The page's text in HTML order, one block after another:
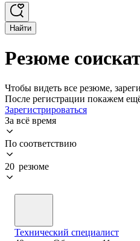
Найти
Резюме
Чтобы видеть все резюме,
После регистрации покажем
Зарегистрироваться
За всё время
По соответствию
20 резюме
Технический специалист